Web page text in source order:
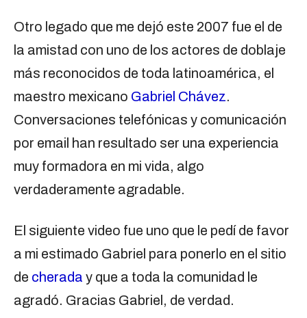
Otro legado que me dejó este 2007 fue el de
la amistad con uno de los actores de doblaje
más reconocidos de toda latinoamérica, el
maestro mexicano Gabriel Chávez.
Conversaciones telefónicas y comunicación
por email han resultado ser una experiencia
muy formadora en mi vida, algo
verdaderamente agradable.
El siguiente video fue uno que le pedí de favor
a mi estimado Gabriel para ponerlo en el sitio
de cherada y que a toda la comunidad le
agradó. Gracias Gabriel, de verdad.